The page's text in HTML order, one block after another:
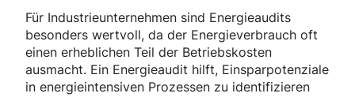
Für Industrieunternehmen sind Energieaudits
besonders wertvoll, da der Energieverbrauch oft
einen erheblichen Teil der Betriebskosten
ausmacht. Ein Energieaudit hilft, Einsparpotenziale
in energieintensiven Prozessen zu identifizieren